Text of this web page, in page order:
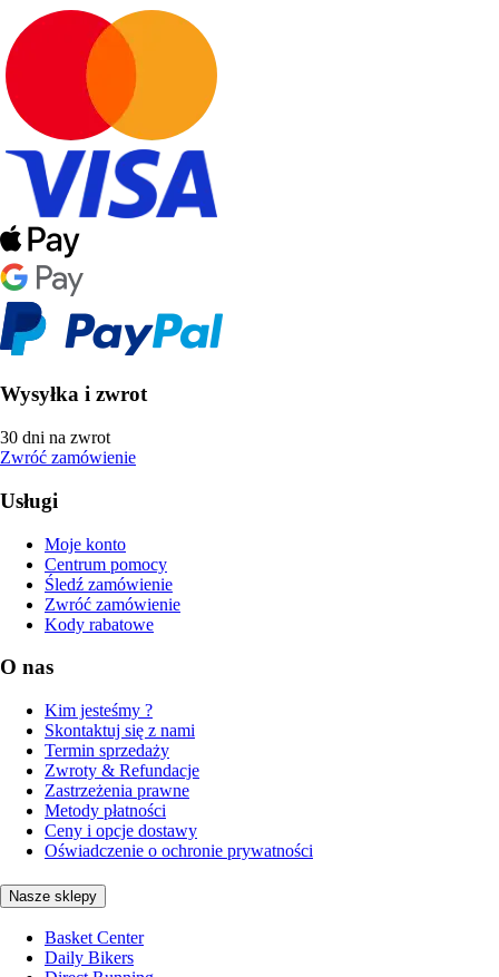
Wysyłka i zwrot
30 dni na zwrot
Zwróć zamówienie
Usługi
Moje konto
Centrum pomocy
Śledź zamówienie
Zwróć zamówienie
Kody rabatowe
O nas
Kim jesteśmy ?
Skontaktuj się z nami
Termin sprzedaży
Zwroty & Refundacje
Zastrzeżenia prawne
Metody płatności
Ceny i opcje dostawy
Oświadczenie o ochronie prywatności
Nasze sklepy
Basket Center
Daily Bikers